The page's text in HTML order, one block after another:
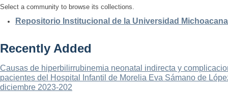
Select a community to browse its collections.
Repositorio Institucional de la Universidad
Recently Added
Causas de hiperbilirrubinemia neonatal indirecta y
pacientes del Hospital Infantil de Morelia Eva Sámano de
diciembre 2023-202